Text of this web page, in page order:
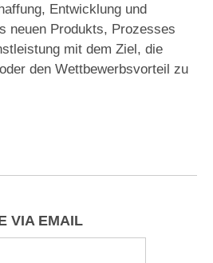
Entwicklung und
neuen Produkts, Prozesses
mit dem Ziel, die
den Wettbewerbsvorteil zu
VIA EMAIL